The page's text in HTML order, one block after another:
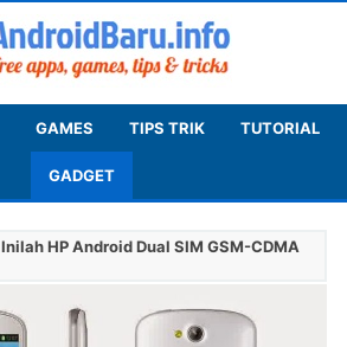
GAMES TIPS TRIK TUTORIAL
GADGET
Inilah HP Android Dual SIM GSM-CDMA